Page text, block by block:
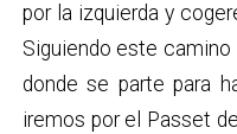
por la izquierda y
Siguiendo este
donde se parte para
iremos por el Passet